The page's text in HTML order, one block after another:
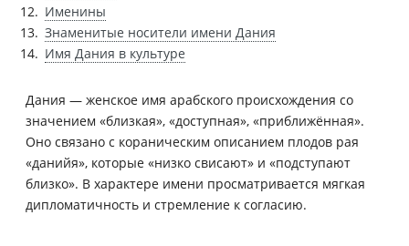
Именины
Знаменитые носители имени Дания
Имя Дания в культуре
Дания — женское имя арабского происхождения со
значением «близкая», «доступная», «приближённая».
Оно связано с кораническим описанием плодов рая
«данийя», которые «низко свисают» и «подступают
близко». В характере имени просматривается мягкая
дипломатичность и стремление к согласию.